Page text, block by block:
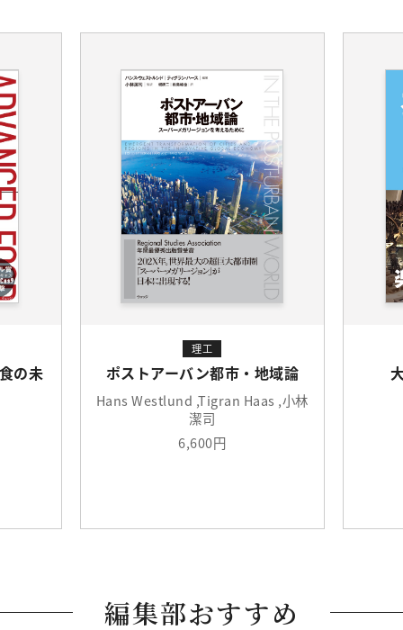
の未
理工
ポストアーバン都市・地域論
Hans Westlund ,Tigran Haas ,小林
潔司
6,600円
編集部おすすめ